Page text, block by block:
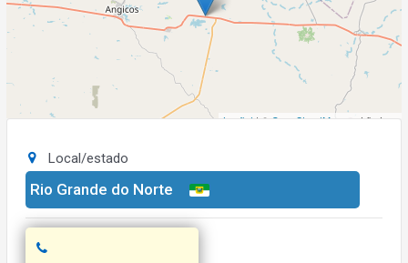
Leaflet| ©OpenStreetMapcontributors
Local/estado
Rio Grande do Norte